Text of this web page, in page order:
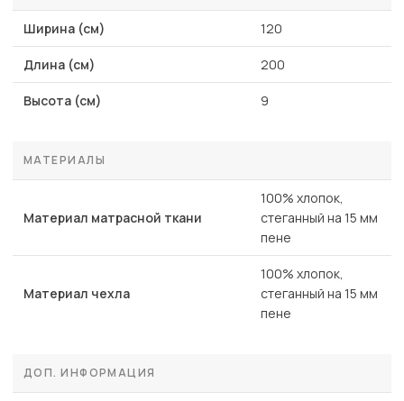
Ширина (см) 120
Длина (см) 200
Высота (см) 9
МАТЕРИАЛЫ
Материал матрасной ткани
100% хлопок,
стеганный на 15 мм
пене
Материал чехла
100% хлопок,
стеганный на 15 мм
пене
ДОП. ИНФОРМАЦИЯ